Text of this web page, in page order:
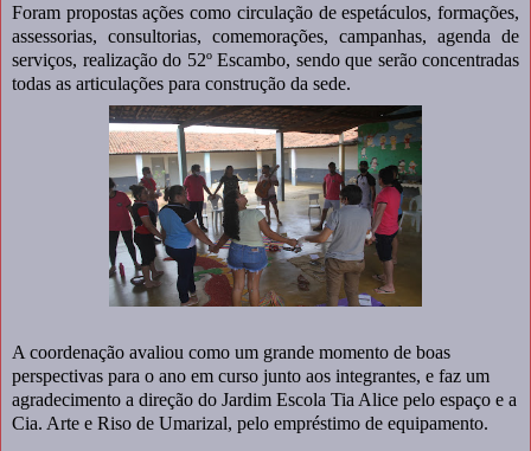
Foram propostas ações como circulação de espetáculos, formações,
assessorias, consultorias, comemorações, campanhas, agenda de
serviços, realização do 52º Escambo, sendo que serão concentradas
todas as articulações para construção da sede.
A coordenação avaliou como um grande momento de boas
perspectivas para o ano em curso junto aos integrantes, e faz um
agradecimento a direção do Jardim Escola Tia Alice pelo espaço e a
Cia. Arte e Riso de Umarizal, pelo empréstimo de equipamento.